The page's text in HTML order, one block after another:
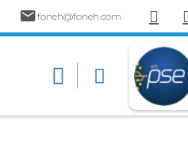
foneh@foneh.com